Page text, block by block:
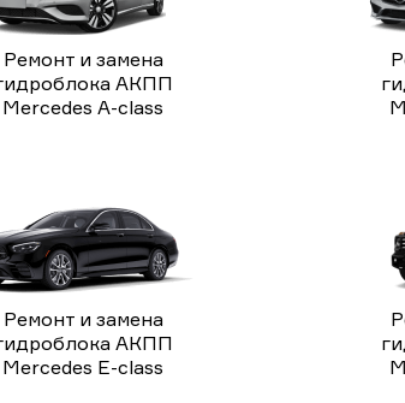
Ремонт и замена
АКПП
Mercedes A-class
Ремонт и замена
АКПП
Mercedes E-class